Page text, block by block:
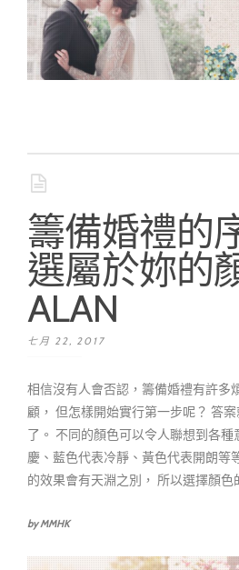
籌備婚禮的
選屬於妳的
ALAN
七月 22, 2017
相信沒有人會否認，籌備婚禮有許多
顧， 但怎樣開始實行第一步呢？ 答
了。 不同的顏色可以令人聯想到各
慶、藍色代表冷靜、黃色代表開朗等
的效果會有天淵之別， 所以選擇顏色
by MMHK